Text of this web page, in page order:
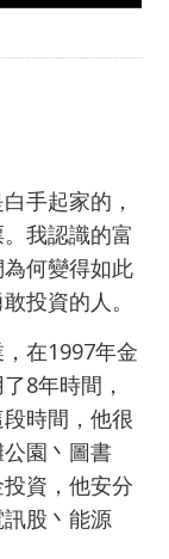
手起家的，
我認識的富
何變得如此
投資的人。
在1997年金
8年時間，
時間，他很
園丶圖書
資，他安分
股丶能源